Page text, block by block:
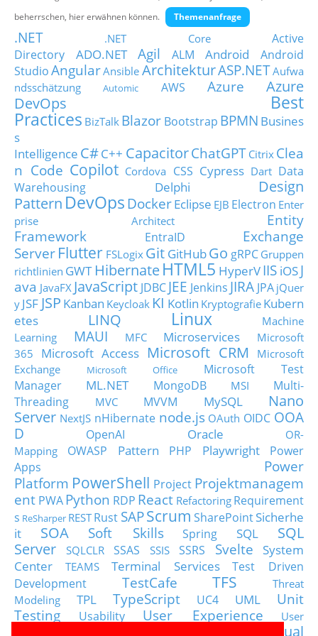
Suche
beherrschen, hier erwähnen können.
Themenanfrage
.NET .NET Core
Active
Directory
ADO.NET Agil ALM Android
Android
StudioAngularAnsible ArchitekturASP.NETAufwa
ndsschätzung
Automic AWS Azure
Azure
DevOps
Best
Practices BizTalk Blazor Bootstrap BPMN Busines
s
Intelligence C#C++ CapacitorChatGPT Citrix Clea
n Code Copilot Cordova CSS Cypress Dart Data
Warehousing
Delphi
Design
Pattern DevOps DockerEclipse EJB Electron Enter
prise Architect
Entity
Framework
EntraID
Exchange
Server Flutter FSLogix Git GitHubGo gRPC Gruppen
richtlinien GWT HibernateHTML5 HyperVIIS iOSJ
ava JavaFX JavaScript JDBC JEE Jenkins JIRA JPA jQuer
y JSF JSP Kanban Keycloak KI Kotlin Kryptografie Kubern
etes
LINQ Linux
Machine
Learning
MAUI MFC Microservices
Microsoft
365
Microsoft Access Microsoft CRM
Microsoft
Exchange
Microsoft Office
Microsoft Test
Manager
ML.NET MongoDB MSI
Multi-
Threading
MVC MVVM MySQL
Nano
Server NextJS nHibernate node.js OAuth OIDC OOA
D
OpenAI Oracle
OR-
Mapping
OWASP Pattern PHP Playwright
Power
Apps
Power
Platform PowerShell Project Projektmanagem
ent PWA Python RDP React Refactoring Requirement
s ReSharper RESTRust SAPScrum SharePointSicherhe
it
SOA Soft Skills Spring SQL
SQL
Server
SQLCLR SSAS SSIS SSRS Svelte
System
Center
TEAMS Terminal Services
Test Driven
Development
TestCafe TFS
Threat
Modeling
TPL TypeScript UC4 UML
Unit
Testing
Usability User Experience
User
Visual